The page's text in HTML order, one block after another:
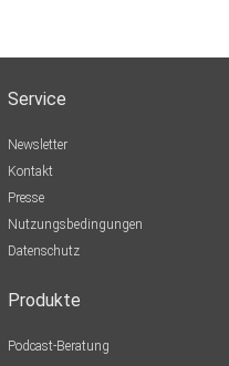
Service
Newsletter
Kontakt
Presse
Nutzungsbedingungen
Datenschutz
Produkte
Podcast-Beratung